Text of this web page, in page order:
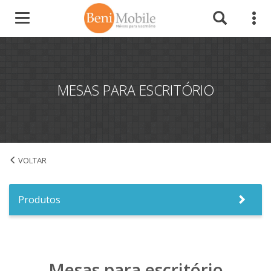
MESAS PARA ESCRITÓRIO
Início
Produtos